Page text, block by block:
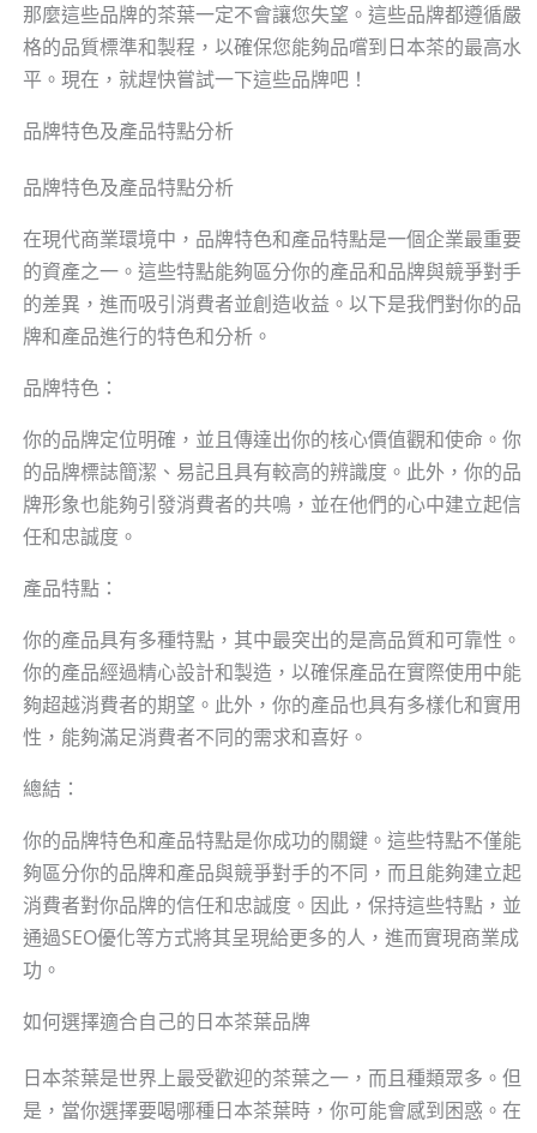
那麼這些品牌的茶葉一定不會讓您失望。這些品牌都遵循嚴
格的品質標準和製程，以確保您能夠品嚐到日本茶的最高水
平。現在，就趕快嘗試一下這些品牌吧！
品牌特色及產品特點分析
品牌特色及產品特點分析
在現代商業環境中，品牌特色和產品特點是一個企業最重要
的資產之一。這些特點能夠區分你的產品和品牌與競爭對手
的差異，進而吸引消費者並創造收益。以下是我們對你的品
牌和產品進行的特色和分析。
品牌特色：
你的品牌定位明確，並且傳達出你的核心價值觀和使命。你
的品牌標誌簡潔、易記且具有較高的辨識度。此外，你的品
牌形象也能夠引發消費者的共鳴，並在他們的心中建立起信
任和忠誠度。
產品特點：
你的產品具有多種特點，其中最突出的是高品質和可靠性。
你的產品經過精心設計和製造，以確保產品在實際使用中能
夠超越消費者的期望。此外，你的產品也具有多樣化和實用
性，能夠滿足消費者不同的需求和喜好。
總結：
你的品牌特色和產品特點是你成功的關鍵。這些特點不僅能
夠區分你的品牌和產品與競爭對手的不同，而且能夠建立起
消費者對你品牌的信任和忠誠度。因此，保持這些特點，並
通過SEO優化等方式將其呈現給更多的人，進而實現商業成
功。
如何選擇適合自己的日本茶葉品牌
日本茶葉是世界上最受歡迎的茶葉之一，而且種類眾多。但
是，當你選擇要喝哪種日本茶葉時，你可能會感到困惑。在